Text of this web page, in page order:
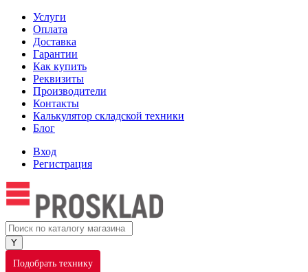
Услуги
Оплата
Доставка
Гарантии
Как купить
Реквизиты
Производители
Контакты
Калькулятор складской техники
Блог
Вход
Регистрация
Подобрать технику